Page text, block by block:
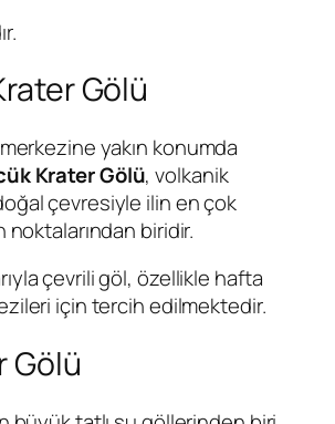
Gölü
yakın konumda
Krater Gölü, volkanik
çevresiyle ilin en çok
biridir.
çevrili göl, özellikle hafta
için tercih edilmektedir.
Gölü